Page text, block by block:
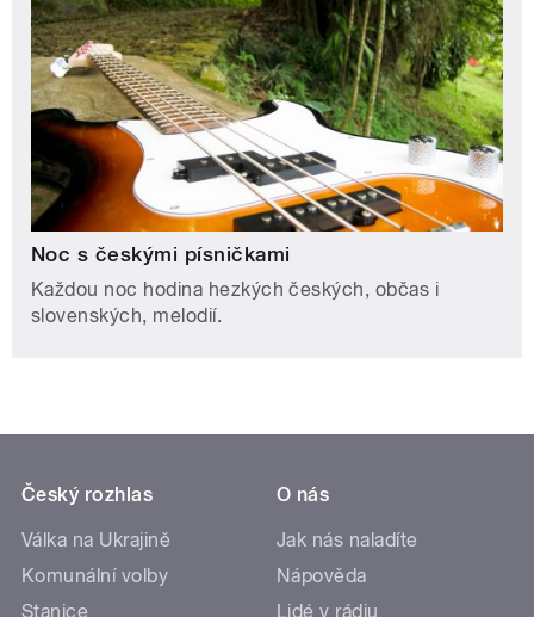
Noc s českými písničkami
Každou noc hodina hezkých českých, občas i
slovenských, melodií.
Český rozhlas
Válka na Ukrajině
Komunální volby
Stanice
O nás
Jak nás naladíte
Nápověda
Lidé v rádiu